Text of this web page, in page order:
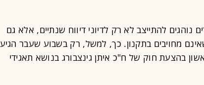
נוהגים להתייצב לא רק לדיוני דיווח שנתיים, אלא גם
מחויבים בתקנון. כך, למשל, רק בשבוע שעבר הגיע
בהצעת חוק של ח"כ איתן גינצבורג בנושא תאגידי